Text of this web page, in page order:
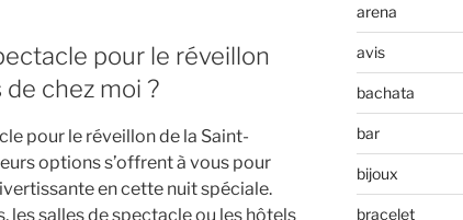
pour le réveillon
chez moi ?
pour le réveillon de la Saint-
options s’offrent à vous pour
en cette nuit spéciale.
les salles de spectacle ou les hôtels
arena
avis
bachata
bar
bijoux
bracelet